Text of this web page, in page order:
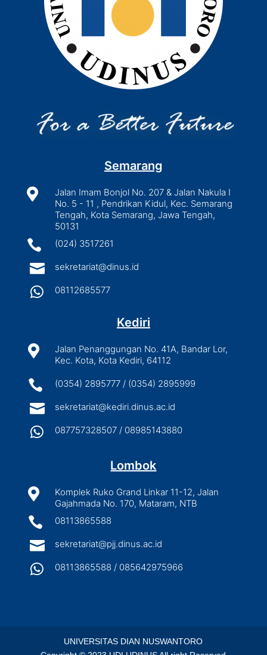
Semarang

Jalan Imam Bonjol No. 207 & Jalan Nakula I
No. 5 - 11 , Pendrikan Kidul, Kec. Semarang
Tengah, Kota Semarang, Jawa Tengah,
50131
 (024) 3517261
 sekretariat@dinus.id
 08112685577
Kediri

Jalan Penanggungan No. 41A, Bandar Lor,
Kec. Kota, Kota Kediri, 64112
 (0354) 2895777 / (0354) 2895999
 sekretariat@kediri.dinus.ac.id
 087757328507 / 08985143880
Lombok

Komplek Ruko Grand Linkar 11-12, Jalan
Gajahmada No. 170, Mataram, NTB
 08113865588
 sekretariat@pjj.dinus.ac.id
 08113865588 / 085642975966
UNIVERSITAS DIAN NUSWANTORO